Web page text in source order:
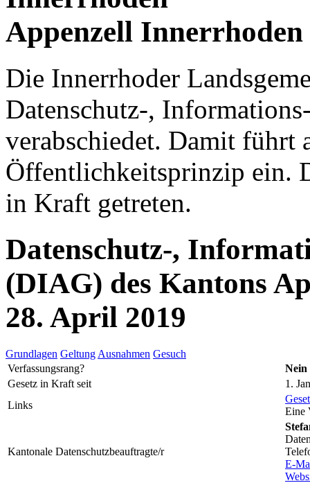
Appenzell Innerrhoden
Die Innerrhoder
Datenschutz-,
verabschiedet. Damit führt
Öffentlichkeitsprinzip ein.
in Kraft getreten.
Datenschutz-,
(DIAG) des Kantons
28. April 2019
Grundlagen Geltung Ausnahmen Gesuch
Verfassungsrang?
Nein
Gesetz in Kraft seit
1.
Links
Eine
Kantonale Datenschutzbeauftragte/r
E-